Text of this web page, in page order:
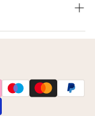
het in gedachten
via de post.